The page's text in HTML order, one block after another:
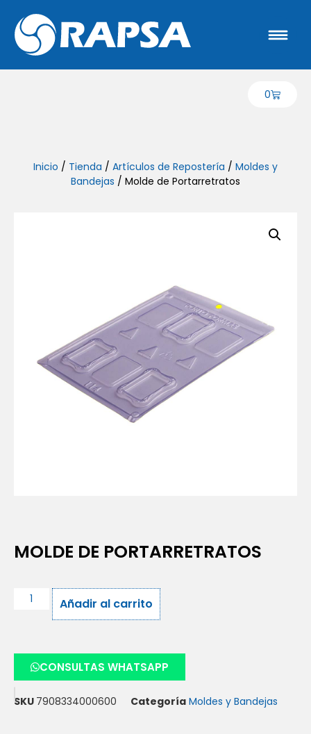
0
Inicio / Tienda / Artículos de Repostería / Moldes y
Bandejas / Molde de Portarretratos
MOLDE DE PORTARRETRATOS
Añadir al carrito
CONSULTAS WHATSAPP
SKU 7908334000600 Categoría Moldes y Bandejas